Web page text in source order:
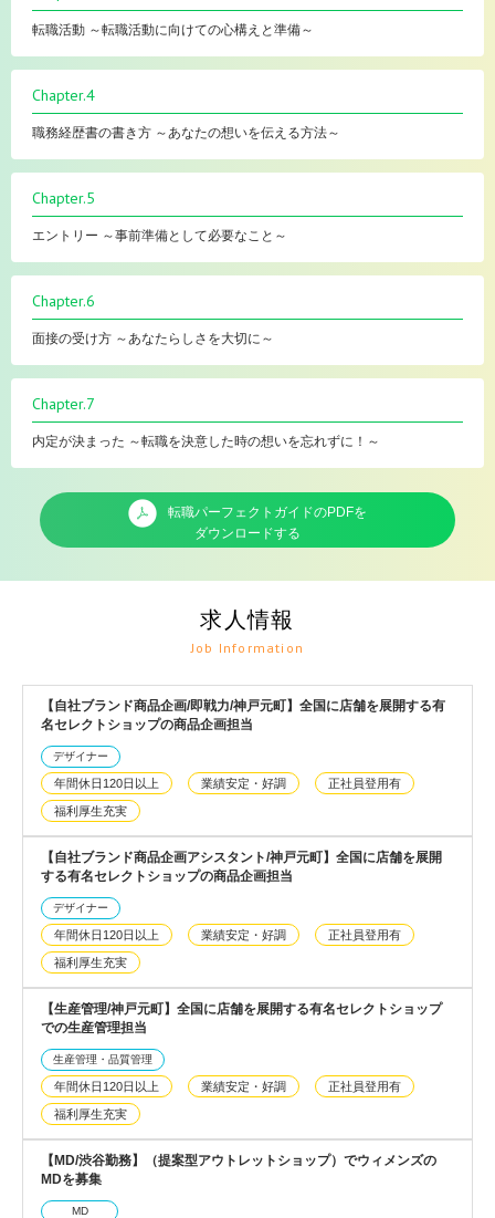
転職活動 ～転職活動に向けての心構えと準備～
Chapter.4
職務経歴書の書き方 ～あなたの想いを伝える方法～
Chapter.5
エントリー ～事前準備として必要なこと～
Chapter.6
面接の受け方 ～あなたらしさを大切に～
Chapter.7
内定が決まった ～転職を決意した時の想いを忘れずに！～
転職パーフェクトガイドのPDFを
ダウンロードする
求人情報
Job Information
【自社ブランド商品企画/即戦力/神戸元町】全国に店舗を展開する有
名セレクトショップの商品企画担当
デザイナー
年間休日120日以上 業績安定・好調 正社員登用有
福利厚生充実
【自社ブランド商品企画アシスタント/神戸元町】全国に店舗を展開
する有名セレクトショップの商品企画担当
デザイナー
年間休日120日以上 業績安定・好調 正社員登用有
福利厚生充実
【生産管理/神戸元町】全国に店舗を展開する有名セレクトショップ
での生産管理担当
生産管理・品質管理
年間休日120日以上 業績安定・好調 正社員登用有
福利厚生充実
【MD/渋谷勤務】（提案型アウトレットショップ）でウィメンズの
MDを募集
MD